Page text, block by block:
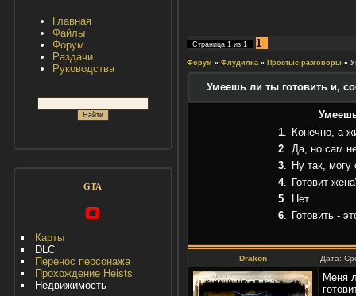
Главная
Файлы
Форум
Раздачи
Руководства
GTA
Карты
DLC
Перенос персонажа
Прохождение Heists
Недвижимость
Страница 1из 1 1
Форум » Флудилка » Простые разговоры »
Умеешь ли ты готовить и,
1. Конечно, а
2. Да, но сам
3. Ну так, могу
4. Готовит
5. Нет.
6. Готовить -
Drakon Дата:
Меня